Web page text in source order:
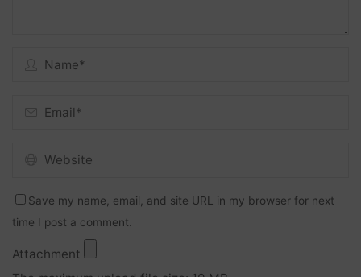
Save my name, email, and site URL in my browser for next
time I post a comment.
Attachment